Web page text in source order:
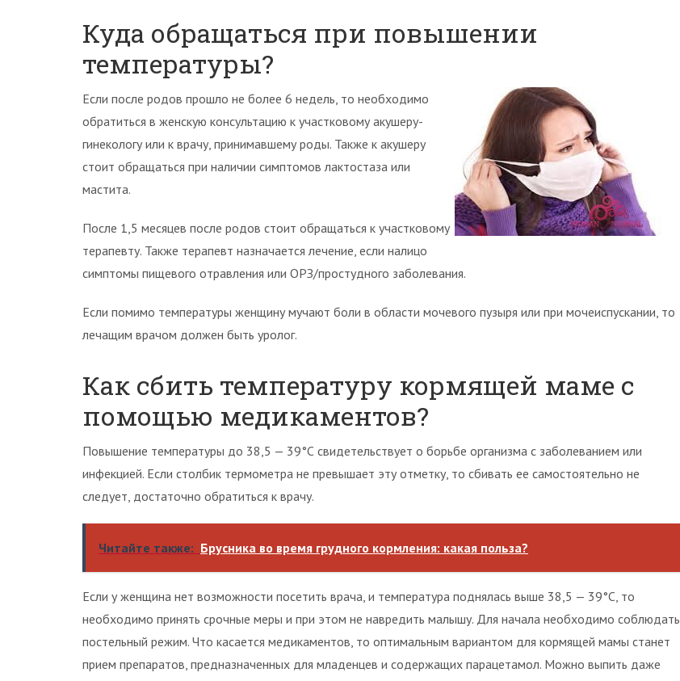
Куда обращаться при повышении
температуры?
Если после родов прошло не более 6 недель, то необходимо
обратиться в женскую консультацию к участковому акушеру-
гинекологу или к врачу, принимавшему роды. Также к акушеру
стоит обращаться при наличии симптомов лактостаза или
мастита.
После 1,5 месяцев после родов стоит обращаться к участковому
терапевту. Также терапевт назначается лечение, если налицо
симптомы пищевого отравления или ОРЗ/простудного заболевания.
Если помимо температуры женщину мучают боли в области мочевого пузыря или при мочеиспускании, то
лечащим врачом должен быть уролог.
Как сбить температуру кормящей маме с
помощью медикаментов?
Повышение температуры до 38,5 — 39°С свидетельствует о борьбе организма с заболеванием или
инфекцией. Если столбик термометра не превышает эту отметку, то сбивать ее самостоятельно не
следует, достаточно обратиться к врачу.
Читайте также: Брусника во время грудного кормления: какая польза?
Если у женщина нет возможности посетить врача, и температура поднялась выше 38,5 — 39°С, то
необходимо принять срочные меры и при этом не навредить малышу. Для начала необходимо соблюдать
постельный режим. Что касается медикаментов, то оптимальным вариантом для кормящей мамы станет
прием препаратов, предназначенных для младенцев и содержащих парацетамол. Можно выпить даже